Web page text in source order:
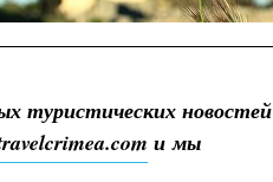
туристических новостей
и мы